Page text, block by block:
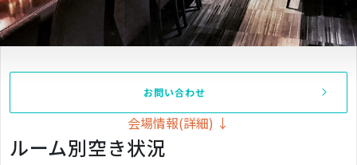
お問い合わせ
会場情報(詳細) ↓
ルーム別空き状況